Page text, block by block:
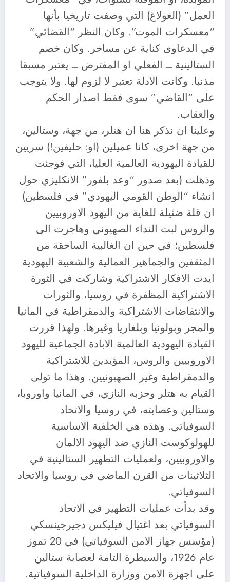
العمل” (الغولاغ) التي وصفت تاريخيا بأنها
“معسكرات الموت”. وكان النظر “القضائي”
في الدعاوى كناية عن مساخر. وكان خصم
الستالينية ــ الفعلي او المفترض ــ يعتبر مسبقا
مذنبا. وكانت الادلة تعتبر لا لزوم لها. ولا يتوجب
على “القاضي” سوى فقط اصدار الحكم
والعقاب.
وعلينا ان نذكر هنا ان هتلر، من جهة، وستالين،
من جهة اخرى، كانا عميلين (او: حليفين!) سريين
للقيادة اليهودية العالمية العليا، التي فوجئت
وذهلت (بعد صدور “وعد بلفور” الانكليزي حول
انشاء “الوطن القومي اليهودي” في فلسطين)
ان قلة ضئيلة للغاية من اليهود الاوروبيين
والروس لبت النداء الصهيوني وهاجرت الى
فلسطين؛ في حين ان الغالبية الساحقة من
المثقفين والجماهير العمالية والشعبية اليهودية
ايدت الافكار الاشتراكية وشاركت في الثورة
الاشتراكية المظفرة في روسيا، والثورات
والانتفاضات الاشتراكية والدمقراطية في المانيا
والمجر وبولونيا وبلغاريا وغيرها. ولهذا قررت
القيادة اليهودية العالمية الابادة الجماعية لليهود
الاوروبيين والروس، المؤيدين للاشتراكية
والدمقراطية وغير الصهيونيين. وهذا ما تولى
القيام به هتلر وحزبه النازي، في المانيا واوروبا،
وستالين وعصابته، في روسيا والاتحاد
السوفياتي. وهذه هي الخلفية الاساسية
للهولوكوست النازي ضد اليهود الالمان
والاوروبيين، ولعمليات التطهير الستالينية في
الثلاثينات من القرن الماضي في روسيا والاتحاد
السوفياتي.
وقد بدأت عمليات التطهير في الاتحاد
السوفياتي بعد اغتيال فيليكس دجيرجينسكي
(مؤسس جهاز الامن السوفياتي) في 20 تموز
عام 1926، والسيطرة التامة لعصابة ستالين
على اجهزة الامن ووزارة الداخلية السوفياتية.